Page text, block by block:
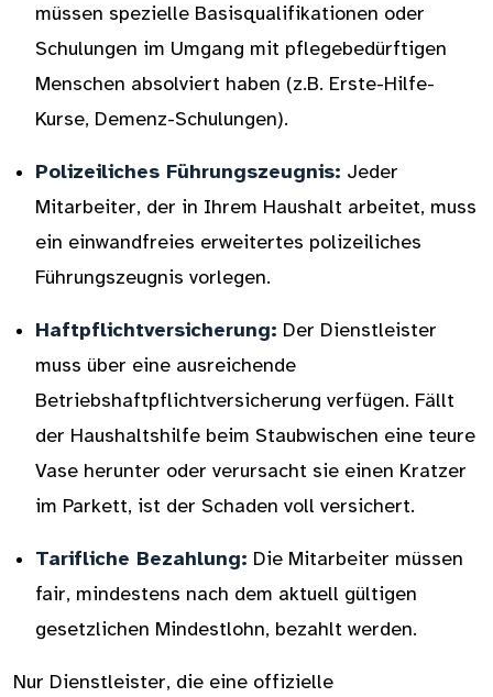
müssen spezielle Basisqualifikationen oder
Schulungen im Umgang mit pflegebedürftigen
Menschen absolviert haben (z.B. Erste-Hilfe-
Kurse, Demenz-Schulungen).
Polizeiliches Führungszeugnis: Jeder
Mitarbeiter, der in Ihrem Haushalt arbeitet, muss
ein einwandfreies erweitertes polizeiliches
Führungszeugnis vorlegen.
Haftpflichtversicherung: Der Dienstleister
muss über eine ausreichende
Betriebshaftpflichtversicherung verfügen. Fällt
der Haushaltshilfe beim Staubwischen eine teure
Vase herunter oder verursacht sie einen Kratzer
im Parkett, ist der Schaden voll versichert.
Tarifliche Bezahlung: Die Mitarbeiter müssen
fair, mindestens nach dem aktuell gültigen
gesetzlichen Mindestlohn, bezahlt werden.
Nur Dienstleister, die eine offizielle